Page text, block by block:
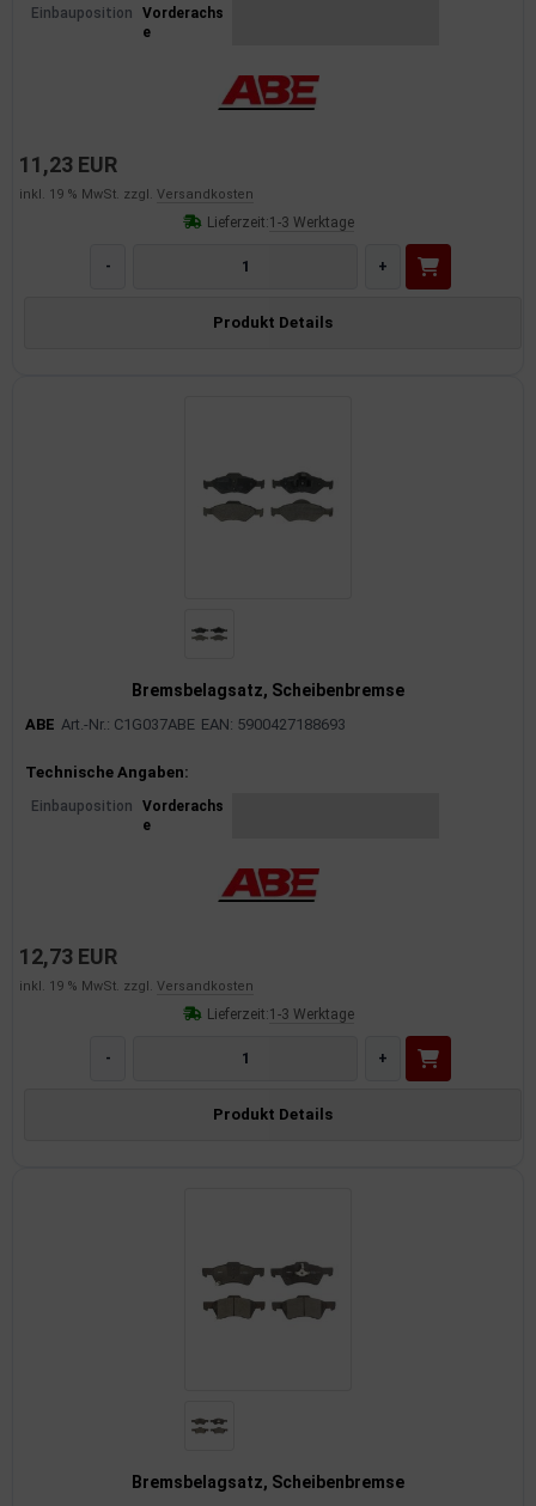
Einbauposition
Vorderachs
e
11,23 EUR
inkl. 19 % MwSt. zzgl. Versandkosten
Lieferzeit:1-3 Werktage
- +
Produkt Details
Bremsbelagsatz, Scheibenbremse
ABE Art.-Nr.: C1G037ABE EAN: 5900427188693
Produktinformationen
Technische Angaben:
Einbauposition
Vorderachs
e
12,73 EUR
inkl. 19 % MwSt. zzgl. Versandkosten
Lieferzeit:1-3 Werktage
- +
Produkt Details
Bremsbelagsatz, Scheibenbremse